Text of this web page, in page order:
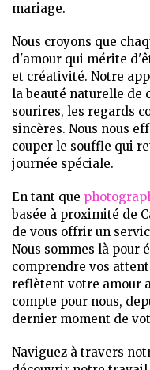
mariage.
Nous croyons que
d'amour qui mérite
et créativité. Notre
la beauté naturelle de
sourires, les regards
sincères. Nous nous
couper le souffle qui
journée spéciale.
En tant que
basée à proximité de
de vous offrir un
Nous sommes là pour
comprendre vos
reflètent votre amour
compte pour nous,
dernier moment de
Naviguez à travers